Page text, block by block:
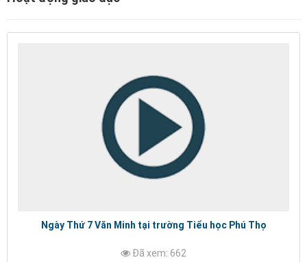
Ngày Thứ 7 Văn Minh tại trường Tiểu học Phú Thọ
Đã xem: 662